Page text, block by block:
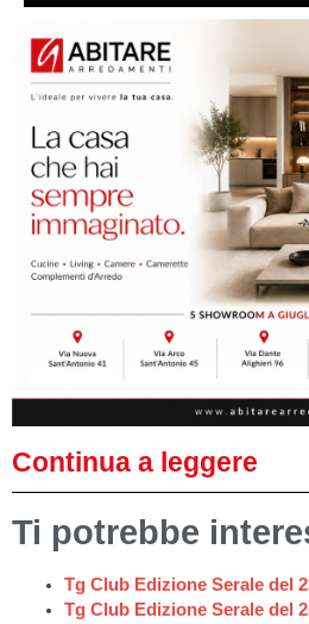
Continua a leggere
Ti potrebbe
Tg Club Edizione Serale del
Tg Club Edizione Serale del